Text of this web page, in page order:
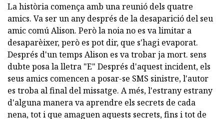
La història comença amb una reunió dels quatre
amics. Va ser un any després de la desaparició del seu
amic comú Alison. Però la noia no es va limitar a
desaparèixer, però es pot dir, que s'hagi evaporat.
Després d'un temps Alison es va trobar ja mort. sens
dubte posa la lletra "E" Després d'aquest incident, els
seus amics comencen a posar-se SMS sinistre, l'autor
es troba al final del missatge. A més, l'estrany estrany
d'alguna manera va aprendre els secrets de cada
nena, tot i que amaguen aquests secrets, fins i tot de